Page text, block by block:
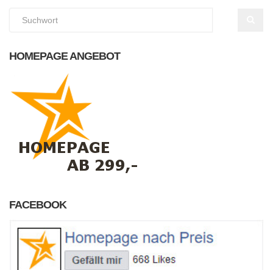
HOMEPAGE ANGEBOT
FACEBOOK